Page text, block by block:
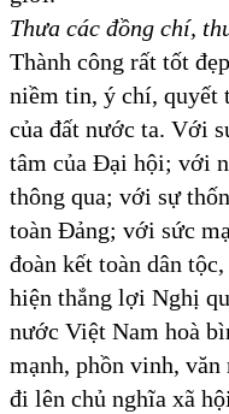
Thưa các đồng chí,
Thành công rất tốt
niềm tin, ý chí, quyết
của đất nước ta. Với
tâm của Đại hội; với
thông qua; với sự
toàn Đảng; với sức
đoàn kết toàn dân
hiện thắng lợi Nghị
nước Việt Nam hoà
mạnh, phồn vinh,
đi lên chủ nghĩa xã